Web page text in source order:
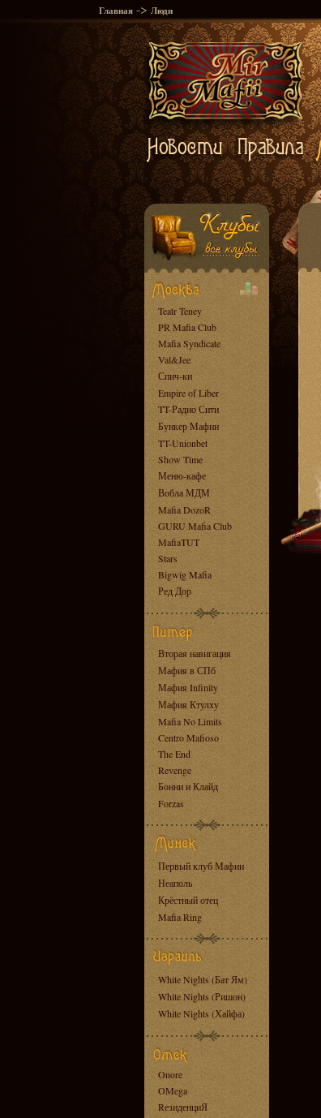
Главная -> Люди
Teatr Teney
PR Mafia Club
Mafia Syndicate
Val&Jee
Спич-ки
Empire of Liber
TT-Радио Сити
Бункер Мафии
TT-Unionbet
Show Time
Меню-кафе
Вобла МДМ
Mafia DozoR
GURU Mafia Club
MafiaTUT
Stars
Bigwig Mafia
Ред Дор
Вторая навигация
Мафия в СПб
Мафия Infinity
Мафия Ктулху
Mafia No Limits
Centro Mafioso
The End
Revenge
Бонни и Клайд
Forzas
Первый клуб Мафии
Неаполь
Крёстный отец
Mafia Ring
White Nights (Бат Ям)
White Nights (Ришон)
White Nights (Хайфа)
Onore
OMega
RезиденциЯ